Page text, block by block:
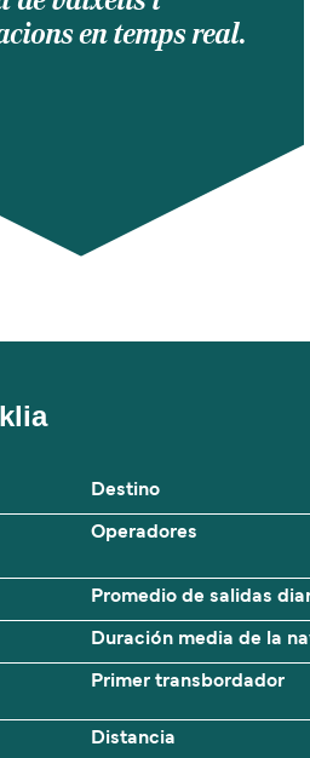
en temps real.
Destino
Operadores
Promedio de salidas
Duración media de la
Primer transbordador
Distancia